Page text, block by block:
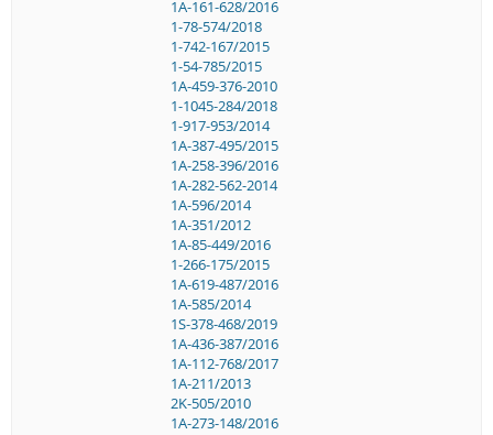
1A-161-628/2016
1-78-574/2018
1-742-167/2015
1-54-785/2015
1A-459-376-2010
1-1045-284/2018
1-917-953/2014
1A-387-495/2015
1A-258-396/2016
1A-282-562-2014
1A-596/2014
1A-351/2012
1A-85-449/2016
1-266-175/2015
1A-619-487/2016
1A-585/2014
1S-378-468/2019
1A-436-387/2016
1A-112-768/2017
1A-211/2013
2K-505/2010
1A-273-148/2016